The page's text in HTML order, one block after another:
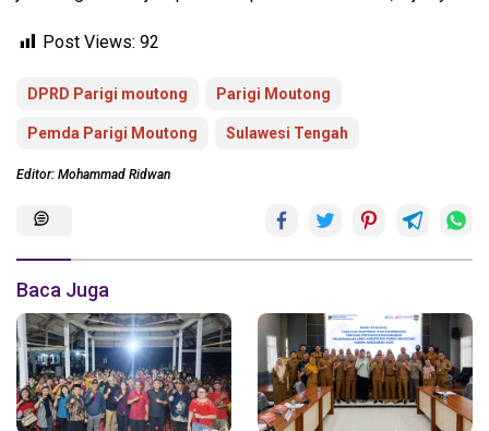
Post Views: 92
DPRD Parigi moutong Parigi Moutong
Pemda Parigi Moutong Sulawesi Tengah
Editor: Mohammad Ridwan
Baca Juga